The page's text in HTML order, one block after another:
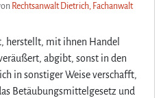
Rechtsanwalt Dietrich, Fachanwalt
herstellt, mit ihnen Handel
abgibt, sonst in den
in sonstiger Weise verschafft,
Betäubungsmittelgesetz und